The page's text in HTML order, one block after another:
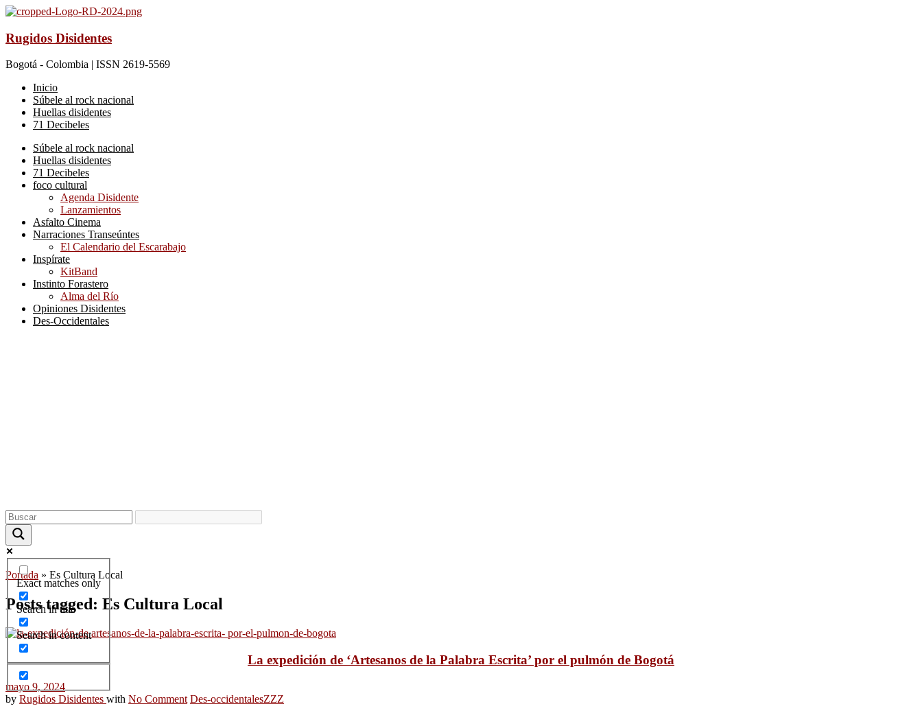
Rugidos Disidentes
Bogotá - Colombia | ISSN 2619-5569
Inicio
Súbele al rock nacional
Huellas disidentes
71 Decibeles
Súbele al rock nacional
Huellas disidentes
71 Decibeles
foco cultural
Agenda Disidente
Lanzamientos
Asfalto Cinema
Narraciones Transeúntes
El Calendario del Escarabajo
Inspírate
KitBand
Instinto Forastero
Alma del Río
Opiniones Disidentes
Des-Occidentales
Exact matches only
Search in title
Search in content
Portada » Es Cultura Local
Posts tagged: Es Cultura Local
La expedición de ‘Artesanos de la Palabra Escrita’ por el pulmón de Bogotá
mayo 9, 2024
by Rugidos Disidentes with No Comment Des-occidentalesZZZ